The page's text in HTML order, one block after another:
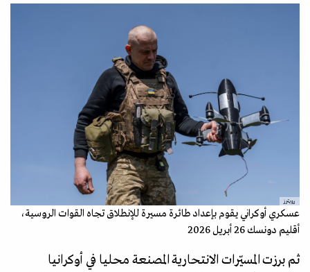
رويترز
عسكري أوكراني يقوم بإعداد طائرة مسيرة للإنطلاق تجاه القوات الروسية،
أقليم دونسك 26 أبريل 2026
ثم برزت المسيّرات الانتحارية المصنعة محليا في أوكرانيا